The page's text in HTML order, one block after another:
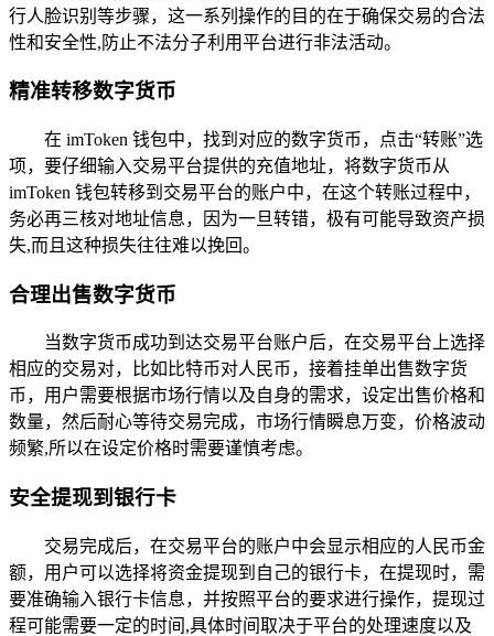
行人脸识别等步骤，这一系列操作的目的在于确保交易的合法
性和安全性,防止不法分子利用平台进行非法活动。
精准转移数字货币
在 imToken 钱包中，找到对应的数字货币，点击“转账”选
项，要仔细输入交易平台提供的充值地址，将数字货币从
imToken 钱包转移到交易平台的账户中，在这个转账过程中，
务必再三核对地址信息，因为一旦转错，极有可能导致资产损
失,而且这种损失往往难以挽回。
合理出售数字货币
当数字货币成功到达交易平台账户后，在交易平台上选择
相应的交易对，比如比特币对人民币，接着挂单出售数字货
币，用户需要根据市场行情以及自身的需求，设定出售价格和
数量，然后耐心等待交易完成，市场行情瞬息万变，价格波动
频繁,所以在设定价格时需要谨慎考虑。
安全提现到银行卡
交易完成后，在交易平台的账户中会显示相应的人民币金
额，用户可以选择将资金提现到自己的银行卡，在提现时，需
要准确输入银行卡信息，并按照平台的要求进行操作，提现过
程可能需要一定的时间,具体时间取决于平台的处理速度以及